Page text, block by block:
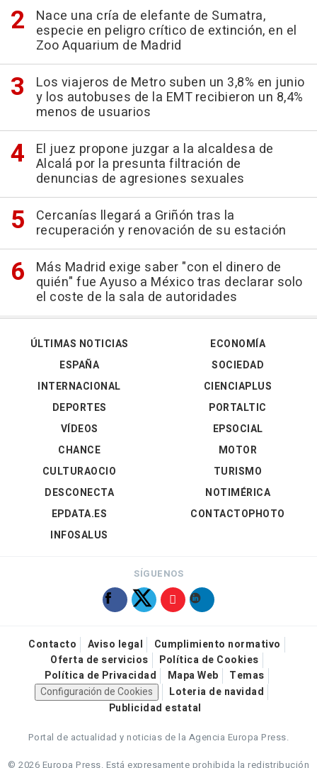
Nace una cría de elefante de Sumatra,
especie en peligro crítico de extinción, en el
Zoo Aquarium de Madrid
Los viajeros de Metro suben un 3,8% en junio
y los autobuses de la EMT recibieron un 8,4%
menos de usuarios
El juez propone juzgar a la alcaldesa de
Alcalá por la presunta filtración de
denuncias de agresiones sexuales
Cercanías llegará a Griñón tras la
recuperación y renovación de su estación
Más Madrid exige saber "con el dinero de
quién" fue Ayuso a México tras declarar solo
el coste de la sala de autoridades
ÚLTIMAS NOTICIAS
ESPAÑA
INTERNACIONAL
DEPORTES
VÍDEOS
ECONOMÍA
SOCIEDAD
CIENCIAPLUS
PORTALTIC
EPSOCIAL
CHANCE
CULTURAOCIO
DESCONECTA
EPDATA.ES
INFOSALUS
MOTOR
TURISMO
NOTIMÉRICA
CONTACTOPHOTO
SÍGUENOS
Contacto Aviso legal
Cumplimiento normativo
Oferta de servicios
Política de Cookies
Política de Privacidad
Mapa Web
Temas
Configuración de Cookies
Loteria de navidad
Publicidad estatal
Portal de actualidad y noticias de la Agencia Europa Press.
© 2026 Europa Press. Está expresamente prohibida la redistribución